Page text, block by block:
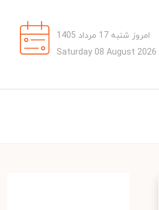
امروز شنبه 17 مرداد 1405
Saturday 08 August 2026